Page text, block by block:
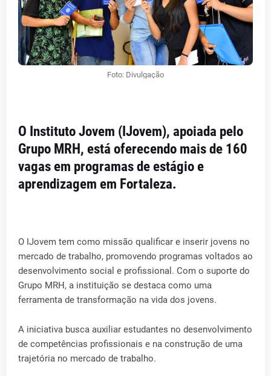
Foto: Divulgação
O Instituto Jovem (IJovem), apoiada pelo
Grupo MRH, está oferecendo mais de 160
vagas em programas de estágio e
aprendizagem em Fortaleza.
O IJovem tem como missão qualificar e inserir jovens no
mercado de trabalho, promovendo programas voltados ao
desenvolvimento social e profissional. Com o suporte do
Grupo MRH, a instituição se destaca como uma
ferramenta de transformação na vida dos jovens.
A iniciativa busca auxiliar estudantes no desenvolvimento
de competências profissionais e na construção de uma
trajetória no mercado de trabalho.